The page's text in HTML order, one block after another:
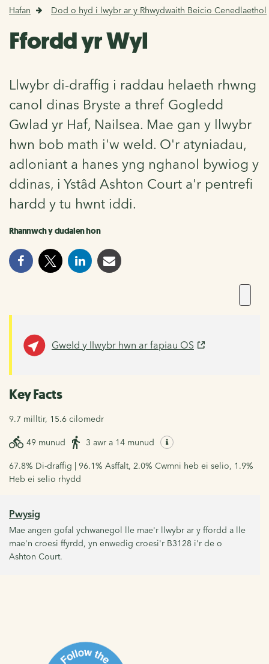
Hafan Dod o hyd i lwybr ar y Rhwydwaith Beicio Cenedlaethol
Ffordd yr Wyl
Llwybr di-draffig i raddau helaeth rhwng
canol dinas Bryste a thref Gogledd
Gwlad yr Haf, Nailsea. Mae gan y llwybr
hwn bob math i'w weld. O'r atyniadau,
adloniant a hanes yng nghanol bywiog y
ddinas, i Ystâd Ashton Court a'r pentrefi
hardd y tu hwnt iddi.
Rhannwch y dudalen hon
Gweld y llwybr hwn ar fapiau OS
Key Facts
9.7 milltir, 15.6 cilomedr
49 munud 3 awr a 14 munud
67.8% Di-draffig | 96.1% Asffalt, 2.0% Cwmni heb ei selio, 1.9%
Heb ei selio rhydd
Pwysig
Mae angen gofal ychwanegol lle mae'r llwybr ar y ffordd a lle
mae'n croesi ffyrdd, yn enwedig croesi'r B3128 i'r de o
Ashton Court.